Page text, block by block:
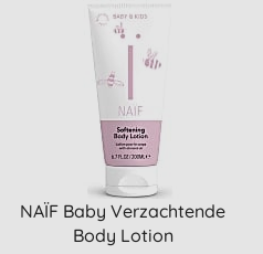
NAÏF Baby Verzachtende
Body Lotion